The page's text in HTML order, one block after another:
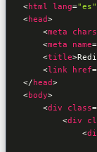
<html lang="es"
<head>
<meta
<meta name=
<title>
<link href=
</ head>
<body>
<div class=
<div
<